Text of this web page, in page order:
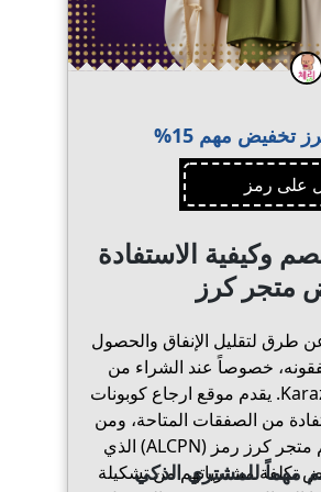
مهم 15%
على رمز
وكيفية الاستفادة
كرز
طرق لتقليل الإنفاق والحصول
خصوصاً عند الشراء من
متاجر إلكترونية مميزة مثل Karaz. يقدم موقع ارجاع كوبونات
من الصفقات المتاحة، ومن
أبرز هذه العروض كود خصم متجر كرز رمز (ALCPN) الذي
تكلفة مشترياتهم من تشكيلة
مهماً للمشتري الذكي